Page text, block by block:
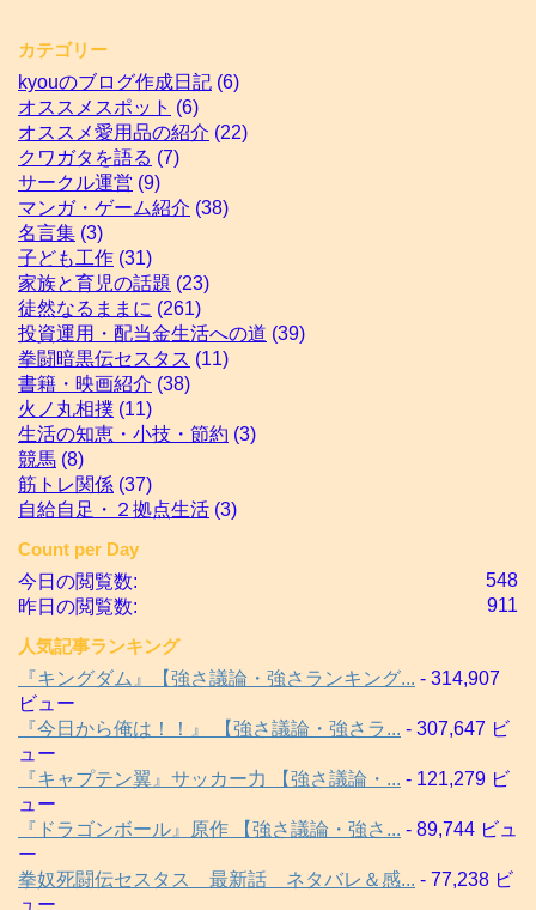
カテゴリー
kyouのブログ作成日記 (6)
オススメスポット (6)
オススメ愛用品の紹介 (22)
クワガタを語る (7)
サークル運営 (9)
マンガ・ゲーム紹介 (38)
名言集 (3)
子ども工作 (31)
家族と育児の話題 (23)
徒然なるままに (261)
投資運用・配当金生活への道 (39)
拳闘暗黒伝セスタス (11)
書籍・映画紹介 (38)
火ノ丸相撲 (11)
生活の知恵・小技・節約 (3)
競馬 (8)
筋トレ関係 (37)
自給自足・２拠点生活 (3)
Count per Day
548
今日の閲覧数:
911
昨日の閲覧数:
人気記事ランキング
『キングダム』【強さ議論・強さランキング... - 314,907
ビュー
『今日から俺は！！』 【強さ議論・強さラ... - 307,647 ビ
ュー
『キャプテン翼』サッカー力 【強さ議論・... - 121,279 ビ
ュー
『ドラゴンボール』原作 【強さ議論・強さ... - 89,744 ビュ
ー
拳奴死闘伝セスタス 最新話 ネタバレ＆感... - 77,238 ビ
ュー